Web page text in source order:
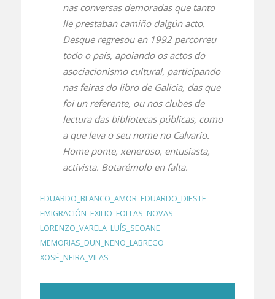
nas conversas demoradas que tanto
lle prestaban camiño dalgún acto.
Desque regresou en 1992 percorreu
todo o país, apoiando os actos do
asociacionismo cultural, participando
nas feiras do libro de Galicia, das que
foi un referente, ou nos clubes de
lectura das bibliotecas públicas, como
a que leva o seu nome no Calvario.
Home ponte, xeneroso, entusiasta,
activista. Botarémolo en falta.
EDUARDO_BLANCO_AMOR, EDUARDO_DIESTE
EMIGRACIÓN EXILIO FOLLAS_NOVAS
LORENZO_VARELA, LUÍS_SEOANE
MEMORIAS_DUN_NENO_LABREGO
XOSÉ_NEIRA_VILAS